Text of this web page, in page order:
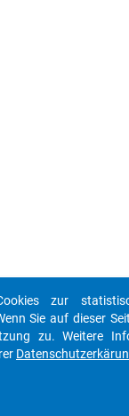
die auf Basis
sind? Dann
zur
Sie auf dieser
zu. Weitere